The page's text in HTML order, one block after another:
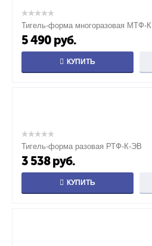
Тигель-форма многоразовая МТФ-К
5 490 руб.
КУПИТЬ
Тигель-форма разовая РТФ-К-ЭВ
3 538 руб.
КУПИТЬ